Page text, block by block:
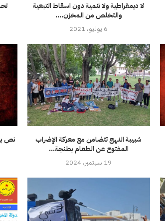
لا ديمقراطية ولا تنمية دون اسقاط التبعية
والتخلص من المخزن....
6 يوليو، 2021
نص
شبيبة النهج تتضامن مع معركة الإضراب
المفتوح عن الطعام بطنجة...
19 سبتمبر، 2024